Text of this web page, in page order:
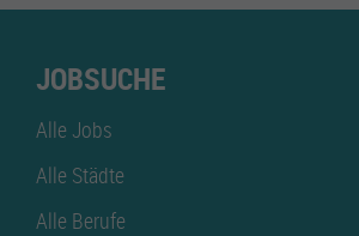
JOBSUCHE
Alle Jobs
Alle Städte
Alle Berufe